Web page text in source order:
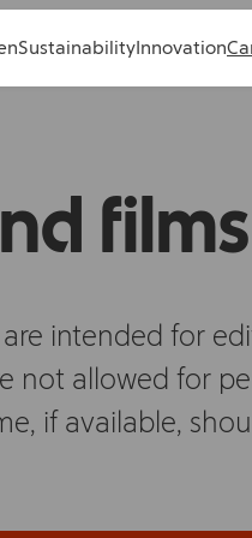
SustainabilityInnovation
films
intended for
not allowed for
if available,